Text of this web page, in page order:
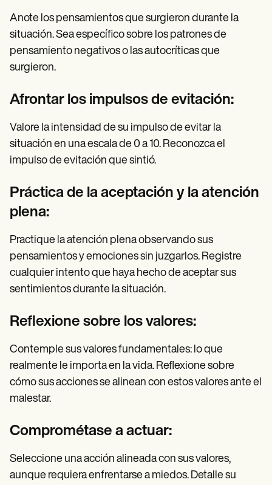
Anote los pensamientos que surgieron durante la
situación. Sea específico sobre los patrones de
pensamiento negativos o las autocríticas que
surgieron.
Afrontar los impulsos de evitación:
Valore la intensidad de su impulso de evitar la
situación en una escala de 0 a 10. Reconozca el
impulso de evitación que sintió.
Práctica de la aceptación y la atención
plena:
Practique la atención plena observando sus
pensamientos y emociones sin juzgarlos. Registre
cualquier intento que haya hecho de aceptar sus
sentimientos durante la situación.
Reflexione sobre los valores:
Contemple sus valores fundamentales: lo que
realmente le importa en la vida. Reflexione sobre
cómo sus acciones se alinean con estos valores ante el
malestar.
Comprométase a actuar:
Seleccione una acción alineada con sus valores,
aunque requiera enfrentarse a miedos. Detalle su